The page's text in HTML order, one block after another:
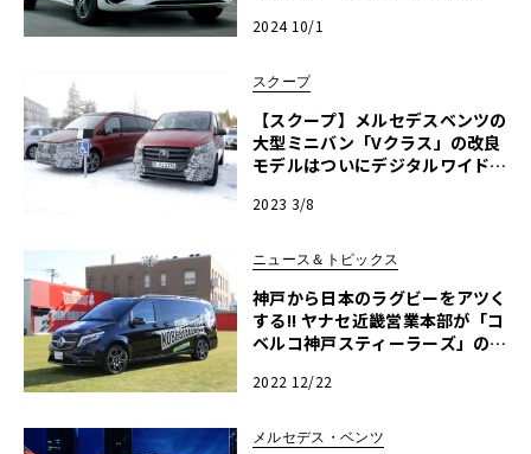
2024 10/1
スクープ
【スクープ】メルセデスベンツの
大型ミニバン「Vクラス」の改良
モデルはついにデジタルワイドタ
2023 3/8
ニュース＆トピックス
神戸から日本のラグビーをアツく
する!! ヤナセ近畿営業本部が「コ
ベルコ神戸スティーラーズ」のオ
2022 12/22
メルセデス・ベンツ